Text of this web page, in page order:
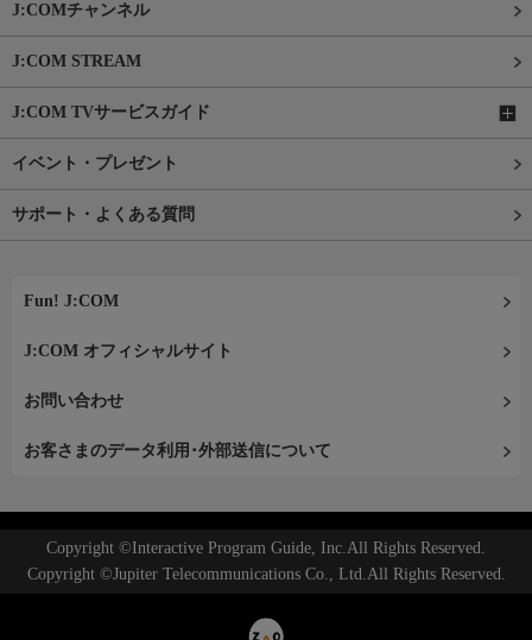
J:COMチャンネル
J:COM STREAM
J:COM TVサービスガイド
イベント・プレゼント
サポート・よくある質問
Fun! J:COM
J:COM オフィシャルサイト
お問い合わせ
お客さまのデータ利用･外部送信について
Copyright ©Interactive Program Guide, Inc.All Rights Reserved.
Copyright ©Jupiter Telecommunications Co., Ltd.All Rights Reserved.